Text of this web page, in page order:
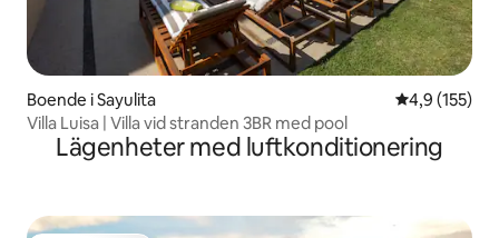
Boende i Sayulita 4,9 av 5 i
4,9 (155)
Villa Luisa | Villa vid stranden 3BR med pool
Lägenheter med luftkonditionering